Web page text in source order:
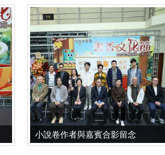
小說卷作者與嘉賓合影留念